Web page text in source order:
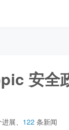
安全
进展 122条新闻